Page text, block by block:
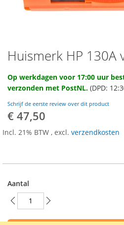
Ga
naar
het
begin
van
de
afbeeldingen-
gallerij
Huismerk HP 130A
Op werkdagen voor 17:00 uur
verzonden met PostNL. (DPD:
Schrijf de eerste review over dit product
€ 47,50
Incl. 21% BTW , excl. verzendkosten
Aantal